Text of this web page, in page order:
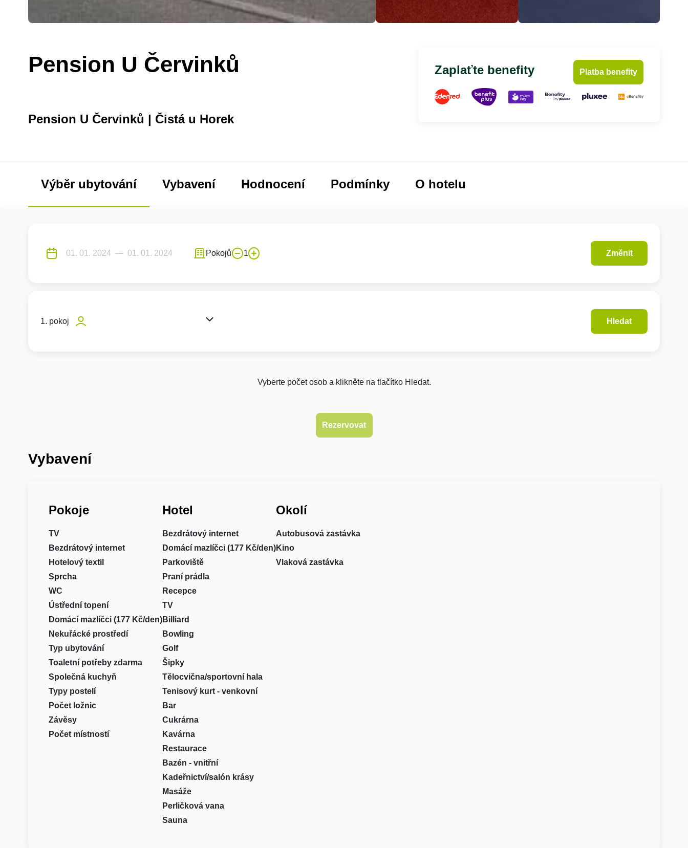
Pension U Červinků
Pension U Červinků | Čistá u Horek
Zaplaťte benefity Platba benefity
Výběr ubytování Vybavení Hodnocení Podmínky O hotelu
Pokojů 1 Změnit
1. pokoj Hledat
Vyberte počet osob a klikněte na tlačítko Hledat.
Vybavení
Pokoje
TV
Bezdrátový internet
Hotelový textil
Sprcha
WC
Ústřední topení
Domácí mazlíčci (177 Kč/den)
Nekuřácké prostředí
Typ ubytování
Toaletní potřeby zdarma
Společná kuchyň
Typy postelí
Počet ložnic
Závěsy
Počet místností
Hotel
Bezdrátový internet
Domácí mazlíčci (177 Kč/den)
Parkoviště
Praní prádla
Recepce
TV
Billiard
Bowling
Golf
Šipky
Tělocvična/sportovní hala
Tenisový kurt - venkovní
Bar
Cukrárna
Kavárna
Restaurace
Bazén - vnitřní
Kadeřnictví/salón krásy
Masáže
Perličková vana
Sauna
Okolí
Autobusová zastávka
Kino
Vlaková zastávka